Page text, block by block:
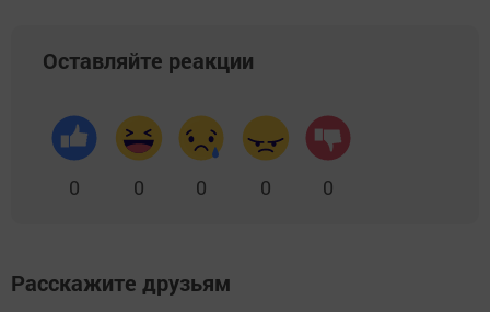
Оставляйте реакции
0 0 0 0 0
Расскажите друзьям